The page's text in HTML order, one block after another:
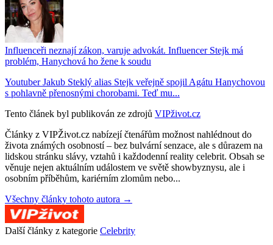
Influenceři neznají zákon, varuje advokát. Influencer Stejk má
problém, Hanychová ho žene k soudu
Youtuber Jakub Steklý alias Stejk veřejně spojil Agátu Hanychovou
s pohlavně přenosnými chorobami. Teď mu...
Tento článek byl publikován ze zdrojů VIPživot.cz
Články z VIPŽivot.cz nabízejí čtenářům možnost nahlédnout do
života známých osobností – bez bulvární senzace, ale s důrazem na
lidskou stránku slávy, vztahů i každodenní reality celebrit. Obsah se
věnuje nejen aktuálním událostem ve světě showbyznysu, ale i
osobním příběhům, kariérním zlomům nebo...
Všechny články tohoto autora →
Další články z kategorie Celebrity